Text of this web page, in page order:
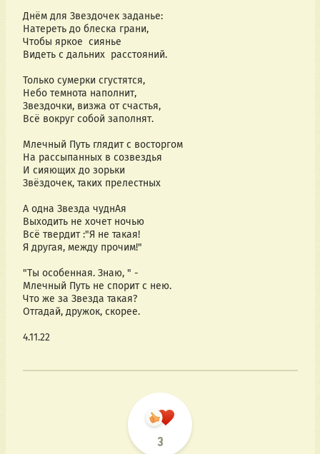
Днём для Звездочек заданье:
Натереть до блеска грани,
Чтобы яркое  сиянье
Видеть с дальних  расстояний.
Только сумерки сгустятся,
Небо темнота наполнит,
Звездочки, визжа от счастья,
Всё вокруг собой заполнят.
Млечный Путь глядит с восторгом
На рассыпанных в созвездья
И сияющих до зорьки
Звёздочек, таких прелестных
А одна Звезда чуднАя
Выходить не хочет ночью
Всё твердит :"Я не такая!
Я другая, между прочим!"
"Ты особенная. Знаю, " -
Млечный Путь не спорит с нею.
Что же за Звезда такая?
Отгадай, дружок, скорее.
4.11.22
3